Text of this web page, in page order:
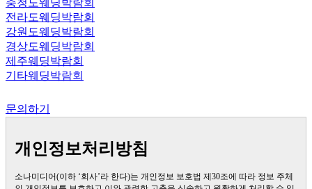
충청도웨딩박람회
전라도웨딩박람회
강원도웨딩박람회
경상도웨딩박람회
제주웨딩박람회
기타웨딩박람회
문의하기
개인정보처리방침
소나미디어(이하 ‘회사’라 한다)는 개인정보 보호법 제30조에 따라 정보 주체